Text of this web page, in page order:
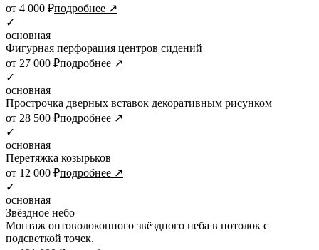
от 4 000 ₽подробнее ↗
✓
основная
Фигурная перфорация центров сидений
от 27 000 ₽подробнее ↗
✓
основная
Прострочка дверных вставок декоративным рисунком
от 28 500 ₽подробнее ↗
✓
основная
Перетяжка козырьков
от 12 000 ₽подробнее ↗
✓
основная
Звёздное небо
Монтаж оптоволоконного звёздного неба в потолок с
подсветкой точек.